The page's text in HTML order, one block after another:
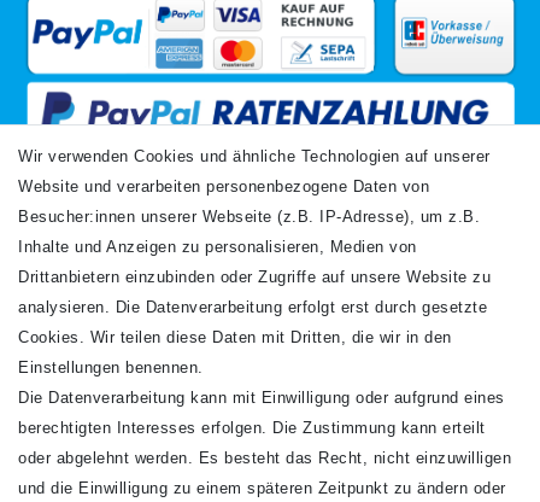
VERSANDARTEN
Newsletter
Honig
Wir verwenden Cookies und ähnliche Technologien auf unserer
Website und verarbeiten personenbezogene Daten von
Besucher:innen unserer Webseite (z.B. IP-Adresse), um z.B.
Inhalte und Anzeigen zu personalisieren, Medien von
Drittanbietern einzubinden oder Zugriffe auf unsere Website zu
analysieren. Die Datenverarbeitung erfolgt erst durch gesetzte
Cookies. Wir teilen diese Daten mit Dritten, die wir in den
Einstellungen benennen.
Die Datenverarbeitung kann mit Einwilligung oder aufgrund eines
berechtigten Interesses erfolgen. Die Zustimmung kann erteilt
oder abgelehnt werden. Es besteht das Recht, nicht einzuwilligen
und die Einwilligung zu einem späteren Zeitpunkt zu ändern oder